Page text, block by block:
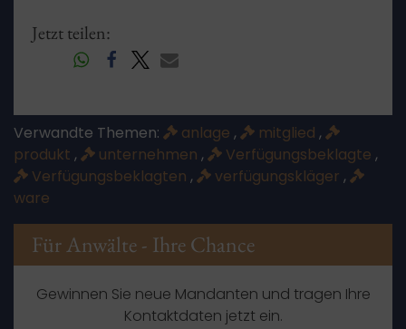
Jetzt teilen:
Verwandte Themen: anlage , mitglied ,
produkt , unternehmen , Verfügungsbeklagte ,
Verfügungsbeklagten , verfügungskläger ,
ware
Für Anwälte - Ihre Chance
Gewinnen Sie neue Mandanten und tragen Ihre
Kontaktdaten jetzt ein.